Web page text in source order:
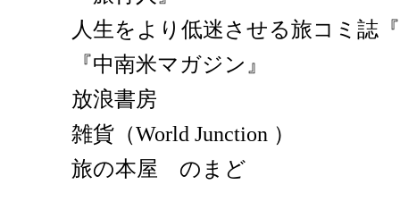
人生をより低迷させる旅コミ誌
『中南米マガジン』
放浪書房
雑貨（World Junction ）
旅の本屋 のまど